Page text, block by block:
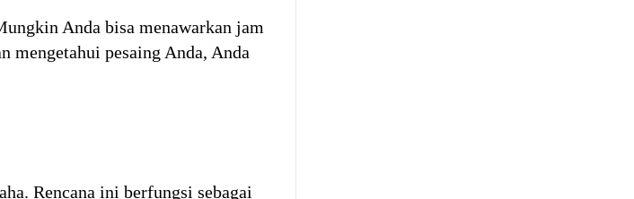
Anda bisa menawarkan jam
mengetahui pesaing Anda, Anda
Rencana ini berfungsi sebagai